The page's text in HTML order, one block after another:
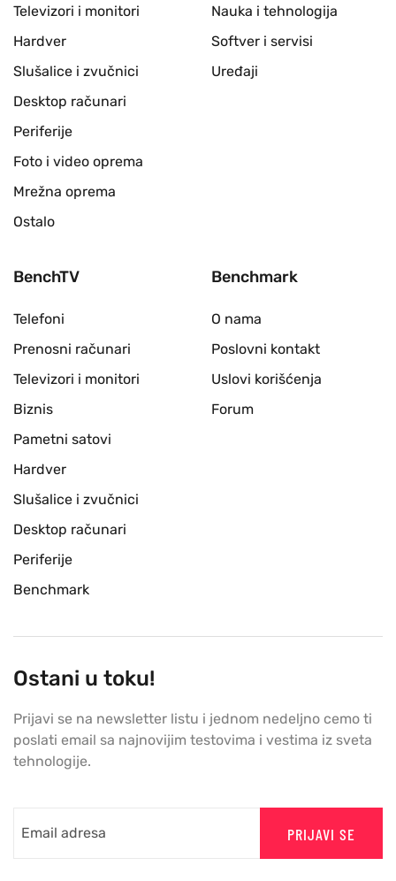
Televizori i monitori
Hardver
Slušalice i zvučnici
Desktop računari
Periferije
Foto i video oprema
Mrežna oprema
Ostalo
Nauka i tehnologija
Softver i servisi
Uređaji
BenchTV
Telefoni
Prenosni računari
Televizori i monitori
Biznis
Pametni satovi
Hardver
Slušalice i zvučnici
Desktop računari
Periferije
Benchmark
Benchmark
O nama
Poslovni kontakt
Uslovi korišćenja
Forum
Ostani u toku!
Prijavi se na newsletter listu i jednom nedeljno cemo ti
poslati email sa najnovijim testovima i vestima iz sveta
tehnologije.
PRIJAVI SE